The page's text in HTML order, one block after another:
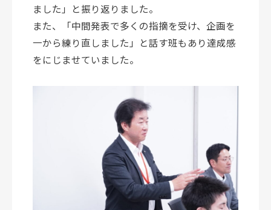
ました」と振り返りました。
また、「中間発表で多くの指摘を受け、企画を
一から練り直しました」と話す班もあり達成感
をにじませていました。